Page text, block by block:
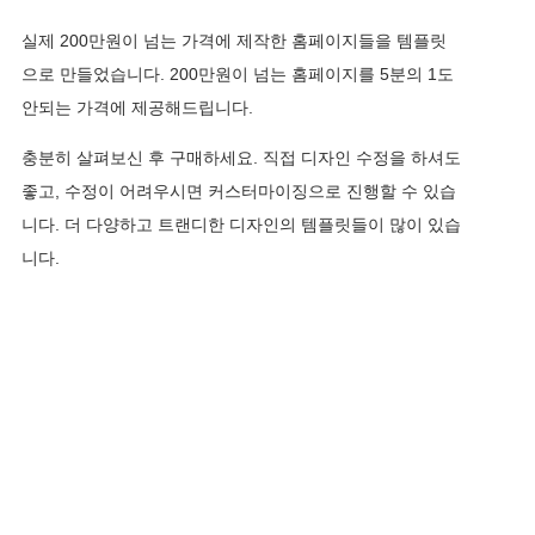
실제 200만원이 넘는 가격에 제작한 홈페이지들을 템플릿
으로 만들었습니다. 200만원이 넘는 홈페이지를 5분의 1도
안되는 가격에 제공해드립니다.
충분히 살펴보신 후 구매하세요. 직접 디자인 수정을 하셔도
좋고, 수정이 어려우시면 커스터마이징으로 진행할 수 있습
니다. 더 다양하고 트랜디한 디자인의 템플릿들이 많이 있습
니다.